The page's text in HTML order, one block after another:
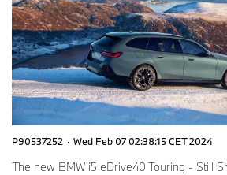
P90537252 · Wed Feb 07 02:38:15 CET 2024
The new BMW i5 eDrive40 Touring - Still